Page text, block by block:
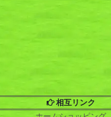
相互リンク